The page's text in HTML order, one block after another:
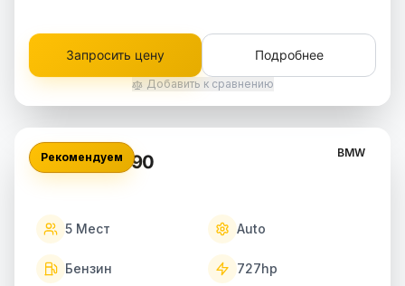
Запросить цену Подробнее
Добавить к сравнению
Рекомендуем BMW
BMW M5 G90
5 Мест Auto
Бензин 727hp